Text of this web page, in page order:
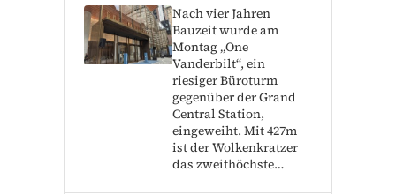
Nach vier Jahren
Bauzeit wurde am
Montag „One
Vanderbilt“, ein
riesiger Büroturm
gegenüber der Grand
Central Station,
eingeweiht. Mit 427m
ist der Wolkenkratzer
das zweithöchste…